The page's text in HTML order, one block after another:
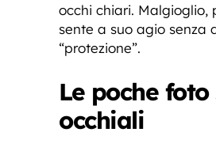
occhi chiari. Malgioglio,
sente a suo agio senza
“protezione”.
Le poche foto
occhiali